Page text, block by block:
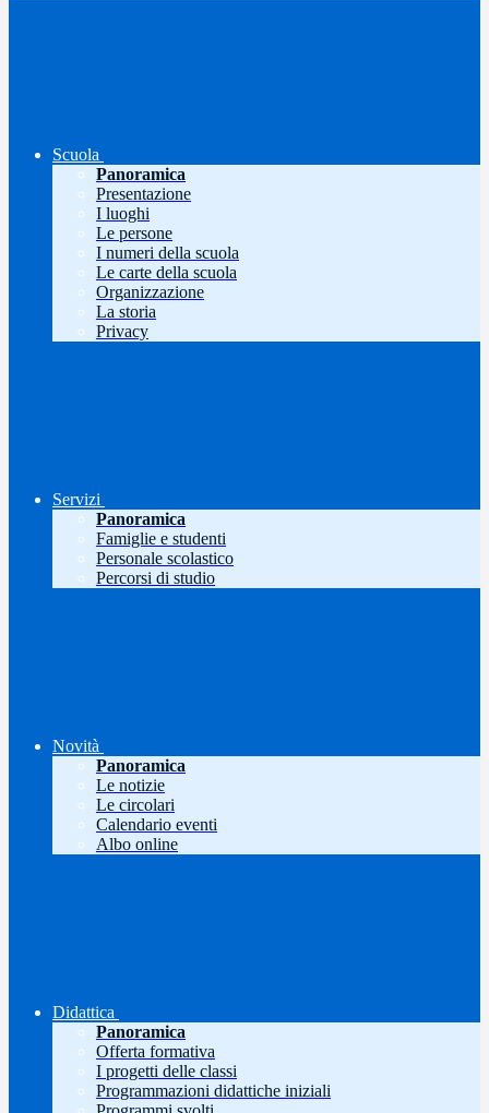
Scuola
Panoramica
Presentazione
I luoghi
Le persone
I numeri della scuola
Le carte della scuola
Organizzazione
La storia
Privacy
Servizi
Panoramica
Famiglie e studenti
Personale scolastico
Percorsi di studio
Novità
Panoramica
Le notizie
Le circolari
Calendario eventi
Albo online
Didattica
Panoramica
Offerta formativa
I progetti delle classi
Programmazioni didattiche iniziali